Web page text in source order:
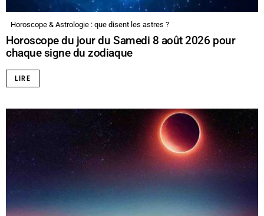
Horoscope & Astrologie : que disent les astres ?
Horoscope du jour du Samedi 8 août 2026 pour
chaque signe du zodiaque
LIRE